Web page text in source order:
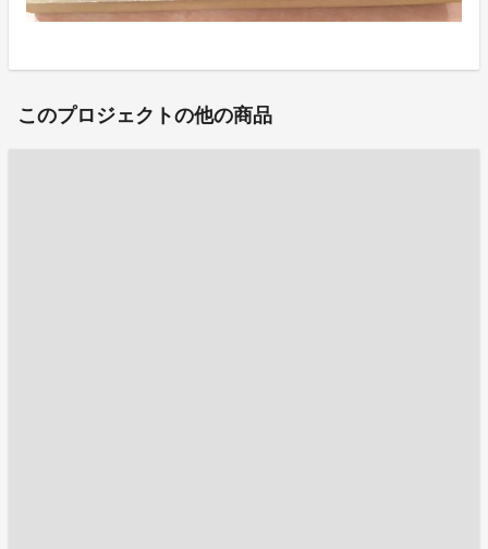
このプロジェクトの他の商品